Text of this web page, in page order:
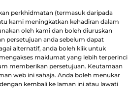
perkhidmatan (termasuk daripada
kami meningkatkan kehadiran dalam
oleh kami dan boleh diuruskan
persetujuan anda sebelum dapat
alternatif, anda boleh klik untuk
maklumat yang lebih terperinci
memberikan persetujuan. Keutamaan
web ini sahaja. Anda boleh menukar
kembali ke laman ini atau lawati
RM20,800.00
NEW